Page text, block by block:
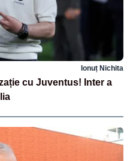
Ionuț Nichita
cu Juventus! Inter a